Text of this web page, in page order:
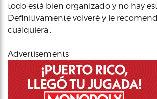
todo está bien organizado y no hay
Definitivamente volveré y le
cualquiera’.
Advertisements